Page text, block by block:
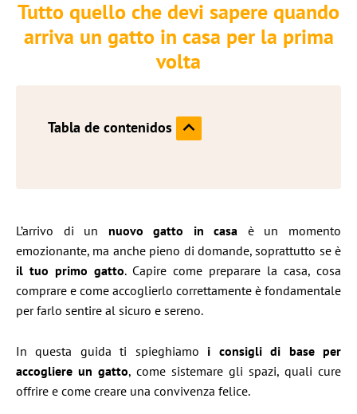
Tutto quello che devi sapere quando
arriva un gatto in casa per la prima
volta
Tabla de contenidos
L’arrivo di un nuovo gatto in casa è un momento
emozionante, ma anche pieno di domande, soprattutto se è
il tuo primo gatto. Capire come preparare la casa, cosa
comprare e come accoglierlo correttamente è fondamentale
per farlo sentire al sicuro e sereno.
In questa guida ti spieghiamo i consigli di base per
accogliere un gatto, come sistemare gli spazi, quali cure
offrire e come creare una convivenza felice.